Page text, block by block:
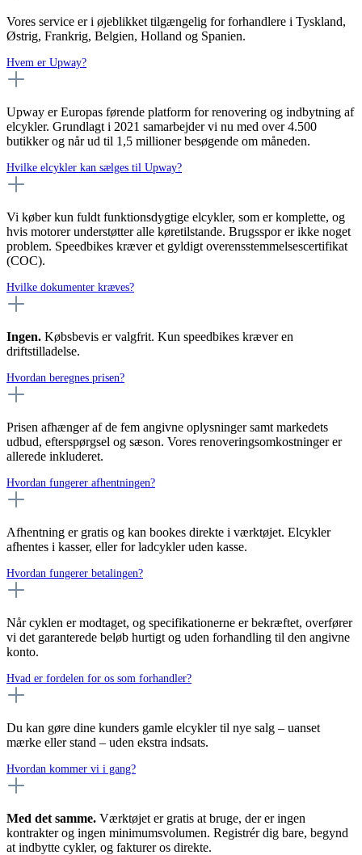
Vores service er i øjeblikket tilgængelig for forhandlere i Tyskland,
Østrig, Frankrig, Belgien, Holland og Spanien.
Hvem er Upway?
Upway er Europas førende platform for renovering og indbytning af
elcykler. Grundlagt i 2021 samarbejder vi nu med over 4.500
butikker og når ud til 1,5 millioner besøgende om måneden.
Hvilke elcykler kan sælges til Upway?
Vi køber kun fuldt funktionsdygtige elcykler, som er komplette, og
hvis motorer understøtter alle køretilstande. Brugsspor er ikke noget
problem. Speedbikes kræver et gyldigt overensstemmelsescertifikat
(COC).
Hvilke dokumenter kræves?
Ingen. Købsbevis er valgfrit. Kun speedbikes kræver en
driftstilladelse.
Hvordan beregnes prisen?
Prisen afhænger af de fem angivne oplysninger samt markedets
udbud, efterspørgsel og sæson. Vores renoveringsomkostninger er
allerede inkluderet.
Hvordan fungerer afhentningen?
Afhentning er gratis og kan bookes direkte i værktøjet. Elcykler
afhentes i kasser, eller for ladcykler uden kasse.
Hvordan fungerer betalingen?
Når cyklen er modtaget, og specifikationerne er bekræftet, overfører
vi det garanterede beløb hurtigt og uden forhandling til den angivne
konto.
Hvad er fordelen for os som forhandler?
Du kan gøre dine kunders gamle elcykler til nye salg – uanset
mærke eller stand – uden ekstra indsats.
Hvordan kommer vi i gang?
Med det samme. Værktøjet er gratis at bruge, der er ingen
kontrakter og ingen minimumsvolumen. Registrér dig bare, begynd
at indbytte cykler, og fakturer os direkte.